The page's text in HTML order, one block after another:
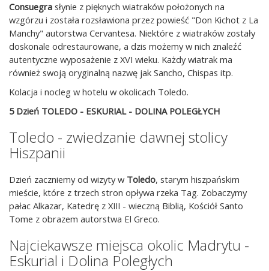
Consuegra słynie z pięknych wiatraków położonych na
wzgórzu i została rozsławiona przez powieść "Don Kichot z La
Manchy" autorstwa Cervantesa. Niektóre z wiatraków zostały
doskonale odrestaurowane, a dzis możemy w nich znaleźć
autentyczne wyposażenie z XVI wieku. Każdy wiatrak ma
również swoją oryginalną nazwę jak Sancho, Chispas itp.
Kolacja i nocleg w hotelu w okolicach Toledo.
5 Dzień TOLEDO - ESKURIAL - DOLINA POLEGŁYCH
Toledo - zwiedzanie dawnej stolicy
Hiszpanii
Dzień zaczniemy od wizyty w Toledo, starym hiszpańskim
mieście, które z trzech stron opływa rzeka Tag. Zobaczymy
pałac Alkazar, Katedrę z XIII - wieczną Biblią, Kościół Santo
Tome z obrazem autorstwa El Greco.
Najciekawsze miejsca okolic Madrytu -
Eskurial i Dolina Poległych